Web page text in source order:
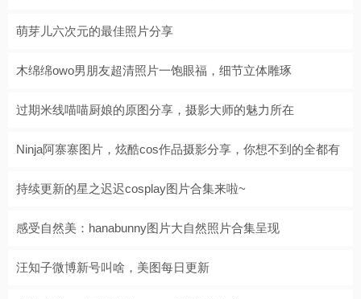
萌芽儿六次元的最佳照片分享
木绵绵owo男朋友超清照片一饱眼福，细节立体雕琢
过期米线喵喵厨娘的原图分享，摄影大师的魅力所在
Ninja阿寨寨图片，炫酷cos作品摄影分享，你想不到的全都有
持续更新的星之迟迟cosplay图片合集来啦~
感受自然美：hanabunny图片大自然照片合集呈现
汪知子微博新号叫啥，美图每日更新